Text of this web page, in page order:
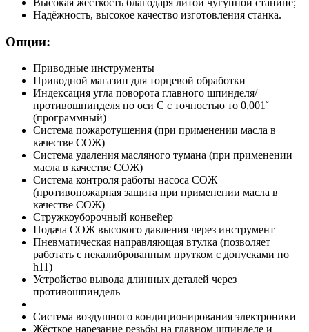
Надёжность, высокое качество изготовления станка.
Опции:
Приводные инструменты
Приводной магазин для торцевой обработки
Индексация угла поворота главного шпинделя/
противошпинделя по оси C с точностью то 0,001˚
(программный)
Система пожаротушения (при применении масла в
качестве СОЖ)
Система удаления масляного тумана (при применении
масла в качестве СОЖ)
Система контроля работы насоса СОЖ
(противопожарная защита при применении масла в
качестве СОЖ)
Стружкоуборочный конвейер
Подача СОЖ высокого давления через инструмент
Пневматическая направляющая втулка (позволяет
работать с некалиброванным прутком с допусками по
h11)
Устройство вывода длинных деталей через
противошпиндель
Система воздушного кондиционирования электроники
Жёсткое нарезание резьбы на главном шпинделе и